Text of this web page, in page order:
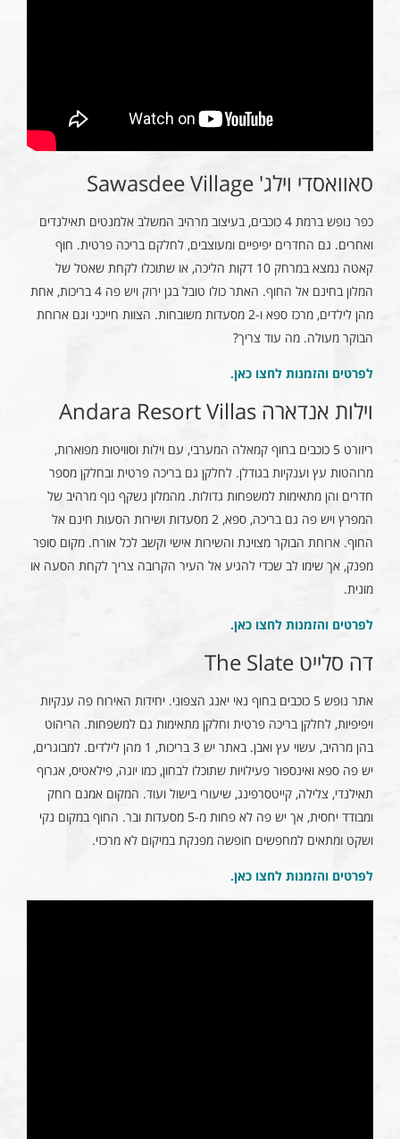
סאוואסדי וילג' Sawasdee Village
כפר נופש ברמת 4 כוכבים, בעיצוב מרהיב המשלב אלמנטים תאילנדים
ואחרים. גם החדרים יפיפיים ומעוצבים, לחלקם בריכה פרטית. חוף
קאטה נמצא במרחק 10 דקות הליכה, או שתוכלו לקחת שאטל של
המלון בחינם אל החוף. האתר כולו טובל בגן ירוק ויש פה 4 בריכות, אחת
מהן לילדים, מרכז ספא ו-2 מסעדות משובחות. הצוות חייכני וגם ארוחת
הבוקר מעולה. מה עוד צריך?
לפרטים והזמנות לחצו כאן.
וילות אנדארה Andara Resort Villas
ריזורט 5 כוכבים בחוף קמאלה המערבי, עם וילות וסוויטות מפוארות,
מרוהטות עץ וענקיות בגודלן. לחלקן גם בריכה פרטית ובחלקן מספר
חדרים והן מתאימות למשפחות גדולות. מהמלון נשקף נוף מרהיב של
המפרץ ויש פה גם בריכה, ספא, 2 מסעדות ושירות הסעות חינם אל
החוף. ארוחת הבוקר מצוינת והשירות אישי וקשב לכל אורח. מקום סופר
מפנק, אך שימו לב שכדי להגיע אל העיר הקרובה צריך לקחת הסעה או
מונית.
לפרטים והזמנות לחצו כאן.
דה סלייט The Slate
אתר נופש 5 כוכבים בחוף נאי יאנג הצפוני. יחידות האירוח פה ענקיות
ויפיפיות, לחלקן בריכה פרטית וחלקן מתאימות גם למשפחות. הריהוט
בהן מרהיב, עשוי עץ ואבן. באתר יש 3 בריכות, 1 מהן לילדים. למבוגרים,
יש פה ספא ואינספור פעילויות שתוכלו לבחון, כמו יוגה, פילאטיס, אגרוף
תאילנדי, צלילה, קייטסרפינג, שיעורי בישול ועוד. המקום אמנם רוחק
ומבודד יחסית, אך יש פה לא פחות מ-5 מסעדות ובר. החוף במקום נקי
ושקט ומתאים למחפשים חופשה מפנקת במיקום לא מרכזי.
לפרטים והזמנות לחצו כאן.